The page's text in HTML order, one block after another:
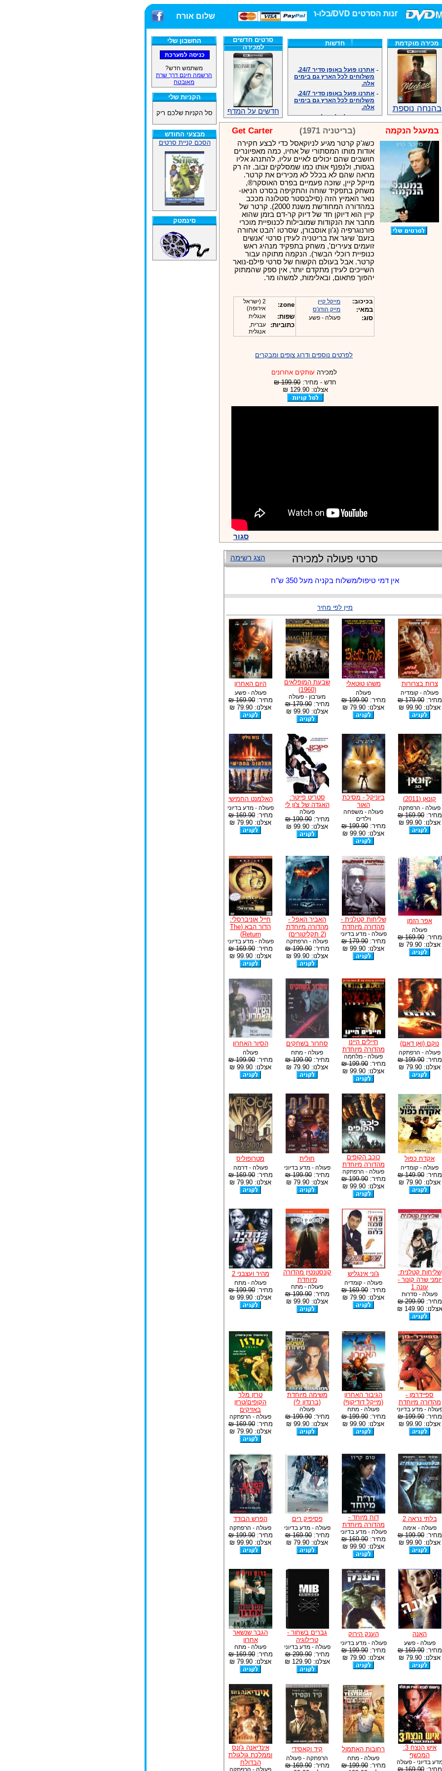
חנות הסרטים DVD/בלו-ריי/3D הגדולה ביותר! שלום אורח
החשבון שלי
משתמש חדש?
הרשמה חינם דרך שרת
מאובטח
הקניות שלי
סל הקניות שלכם ריק
מבצעי החודש
הסכם קניית סרטים
סינמטק
מכירה מוקדמת
בהנחה נוספת
חדשות
משלוחים לכל הארץ גם בימים
אלה.
משלוחים לכל הארץ גם בימים
אלה.
אנחנו כאן לכול שאלה וזמינים
במענה הטלפוני שלנו.ובמייל
.האתר לרשותכם פעיל 24/7
מענה טלפוני: 09-7652392
צוות דיוידי מאסטר ישיר.
זמינים במייל ובטלפון. האתר
לרשותכם פעיל 24/7
צוות דיוידי מאסטר ישיר.
אנחנו כאן לכול שאלה וזמינים
במענה הטלפוני שלנו.ובמייל
.האתר לרשותכם 24/7
מענה טלפוני: 09-7652392
צוות דיוידי מאסטר ישיר.
סרטים חדשים
למכירה
חדשים על המדף
במעגל הנקמה (בריטניה 1971) Get Carter
כשג'ק קרטר מגיע לניוקאסל כדי לבצע חקירה
אודות מותו המסתורי של אחיו, כמה מאפיונרים
חושבים שהם יכולים לאיים עליו, להתנהג אליו
בגסות, ולנפנף אותו כמו שמסלקים זבוב. זה רק
מראה שהם לא בכלל לא מכירים את קרטר.
מייקל קיין, שזכה פעמיים בפרס האוסקר®,
משחק בתפקיד שוחה והתקיפה בסרט הניאו-
נואר האמיץ הזה (סילבסטר סטלונה מככב
במהדורה המחודשת משנת 2000). קרטר של
קיין הוא דיוקן חד של דיוק קר-דם בזמן שהוא
מחבר את הנקודות שמובילות לכנופיית מוכרי
פורנוגרפיה (ג'ון אוסבורן, שסרטו 'הבט אחורה
בזעם' שיגר את בריטניה לעידן סרטי 'אנשים
זועמים צעירים', משחק בתפקיד מנהיג ראש
כנופיית רוכלי הבשר). הנקמה מתוקה עבור
קרטר. אבל בעולם הקשוח של סרטי פילם-נואר
השייכים לעידן מתקדם יותר, אין ספק שהמתוק
יהפוך פתאום, ובאלימות, למשהו מר.
בכיכוב: מייקל קיין
במאי: מייק הודג'ס
סוג: פעולה - פשע
zone:
2 (ישראל
אירופה)
שפות: אנגלית
כתוביות:
עברית,
אנגלית
לפרטים נוספים ודרוג צופים ומבקרים
למכירה עותקים אחרונים
חדש - מחיר: 199.90 ₪
אצלנו: 129.90 ₪
סגור
הצג רשימה סרטי פעולה למכירה
אין דמי טיפול/משלוח בקניה מעל 350 ש"ח
מיין לפי מחיר
צרות בצרורות
פעולה - קומדיה
מחיר:179.90 ₪
אצלנו: 99.90 ₪
משהו טוטאלי
פעולה
מחיר:199.90 ₪
אצלנו: 79.90 ₪
שבעת המופלאים
(1960)
מערבון - פעולה
מחיר:179.90 ₪
אצלנו: 99.90 ₪
היום האחרון
פעולה - פשע
מחיר:169.90 ₪
אצלנו: 79.90 ₪
קונאן (2011)
פעולה - הרפתקה
מחיר:169.90 ₪
אצלנו: 99.90 ₪
ביוניקל - מסיכת
האור
פעולה - משפחה
וילדים
מחיר:199.90 ₪
אצלנו: 99.90 ₪
סטריט פייטר:
האגדה של צ'ון לי
פעולה
מחיר:199.90 ₪
אצלנו: 99.90 ₪
האלמנט החמישי
פעולה - מדע בדיוני
מחיר:169.90 ₪
אצלנו: 79.90 ₪
אפר הזמן
פעולה
מחיר:169.90 ₪
אצלנו: 79.90 ₪
שליחות קטלנית -
מהדורה מיוחדת
פעולה - מדע בדיוני
מחיר:179.90 ₪
אצלנו: 99.90 ₪
האביר האפל -
מהדורה מיוחדת
(2 תקליטורים)
פעולה - הרפתקה
מחיר:199.90 ₪
אצלנו: 99.90 ₪
חייל אוניברסלי:
הדור הבא (The
Return)
פעולה - מדע בדיוני
מחיר:169.90 ₪
אצלנו: 99.90 ₪
נוקם (ואן דאם)
פעולה - הרפתקה
מחיר:199.90 ₪
אצלנו: 79.90 ₪
חיילים היינו
מהדורה מיוחדת
פעולה - מלחמה
מחיר:199.90 ₪
אצלנו: 99.90 ₪
סחרור בשחקים
פעולה - מתח
מחיר:199.90 ₪
אצלנו: 79.90 ₪
הסיור האחרון
פעולה
מחיר:199.90 ₪
אצלנו: 99.90 ₪
אקדח כפול
פעולה - קומדיה
מחיר:149.90 ₪
אצלנו: 79.90 ₪
כוכב הקופים
מהדורה מיוחדת
פעולה - הרפתקה
מחיר:199.90 ₪
אצלנו: 99.90 ₪
חולית
פעולה - מדע בדיוני
מחיר:199.90 ₪
אצלנו: 79.90 ₪
מטרופוליס
פעולה - דרמה
מחיר:169.90 ₪
אצלנו: 79.90 ₪
שליחות קטלנית:
יומני שרה קונור -
עונה 1
פעולה - סדרות
מחיר:299.90 ₪
אצלנו: 149.90 ₪
ג'וני אינגליש
פעולה - קומדיה
מחיר:169.90 ₪
אצלנו: 79.90 ₪
קונסטנטין מהדורה
מיוחדת
פעולה - מתח
מחיר:199.90 ₪
אצלנו: 99.90 ₪
מהיר ועצבני 2
פעולה - מתח
מחיר:199.90 ₪
אצלנו: 99.90 ₪
ספיידרמן -
מהדורה מיוחדת
- מדע בדיוני
מחיר:199.90 ₪
אצלנו: 99.90 ₪
הגיבור האחרון
(מייקל דודיקוף)
פעולה - מתח
מחיר:199.90 ₪
אצלנו: 99.90 ₪
משימה מיוחדת
(ברנדון לי)
פעולה
מחיר:199.90 ₪
אצלנו: 99.90 ₪
טרזן מלך
הקופים/טרזן
באזיקים
פעולה - הרפתקה
מחיר:169.90 ₪
אצלנו: 79.90 ₪
בלתי נראה 2
פעולה - אימה
מחיר:199.90 ₪
אצלנו: 99.90 ₪
דוח מיוחד -
מהדורה מיוחדת
פעולה - מדע בדיוני
מחיר:169.90 ₪
אצלנו: 99.90 ₪
פסיפיק רים
פעולה - מדע בדיוני
מחיר:169.90 ₪
אצלנו: 79.90 ₪
הפרש הבודד
פעולה - הרפתקה
מחיר:199.90 ₪
אצלנו: 99.90 ₪
האנה
פעולה - פשע
מחיר:169.90 ₪
אצלנו: 79.90 ₪
הענק הירוק
פעולה - מדע בדיוני
מחיר:199.90 ₪
אצלנו: 79.90 ₪
גברים בשחור -
טרילוגיה
פעולה - מדע בדיוני
מחיר:299.90 ₪
אצלנו: 129.90 ₪
הגבר שנשאר
אחרון
פעולה - מתח
מחיר:169.90 ₪
אצלנו: 79.90 ₪
איש הנצח 3:
המכשף
בדיוני - פעולה
מחיר:169.90 ₪
רחובות האתמול
פעולה - מתח
מחיר:199.90 ₪
קיד וקאסידי
הרפתקה - פעולה
מחיר:169.90 ₪
אינדיאנה ג'ונס
וממלכת גולגולת
הבדולח
פעולה - הרפתקה